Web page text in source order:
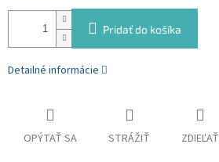
Pridať do košíka
Detailné informácie
OPÝTAŤ SA STRÁŽIŤ ZDIEĽAŤ